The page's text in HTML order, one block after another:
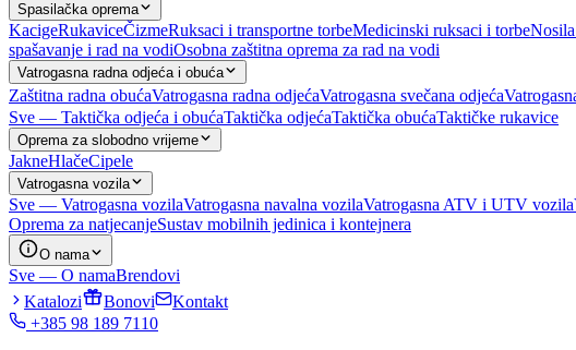
Spasilačka oprema
KacigeRukaviceČizmeRuksaci i transportne torbeMedicinski ruksaci i torbe
spašavanje i rad na vodiOsobna zaštitna oprema za rad na vodi
Vatrogasna radna odjeća i obuća
Zaštitna radna obućaVatrogasna radna odjećaVatrogasna svečana odjeća
Sve — Taktička odjeća i obućaTaktička odjećaTaktička obućaTaktičke rukavice
Oprema za slobodno vrijeme
JakneHlačeCipele
Vatrogasna vozila
Sve — Vatrogasna vozilaVatrogasna navalna vozilaVatrogasna ATV i UTV vozila
Oprema za natjecanjeSustav mobilnih jedinica i kontejnera
O nama
Sve — O namaBrendovi
Katalozi
Bonovi
Kontakt
+385 98 189 7110